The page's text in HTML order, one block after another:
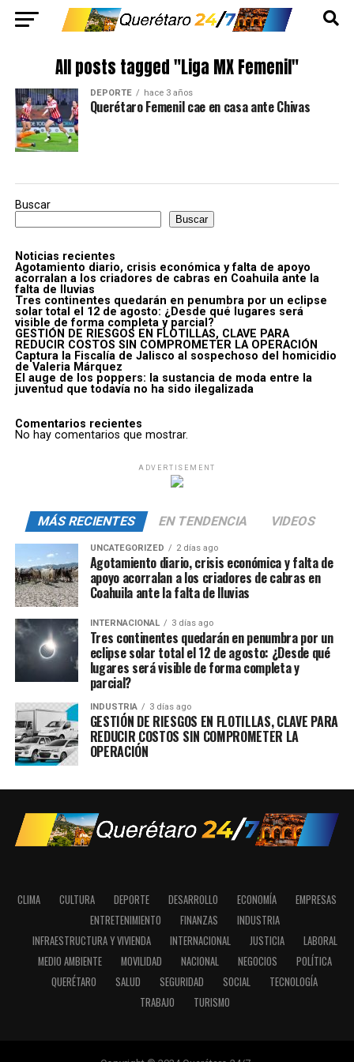
All posts tagged "Liga MX Femenil"
DEPORTE hace 3 años
Querétaro Femenil cae en casa ante Chivas
Buscar
Buscar
Noticias recientes
Agotamiento diario, crisis económica y falta de apoyo
acorralan a los criadores de cabras en Coahuila ante la
falta de lluvias
Tres continentes quedarán en penumbra por un eclipse
solar total el 12 de agosto: ¿Desde qué lugares será
visible de forma completa y parcial?
GESTIÓN DE RIESGOS EN FLOTILLAS, CLAVE PARA
REDUCIR COSTOS SIN COMPROMETER LA OPERACIÓN
Captura la Fiscalía de Jalisco al sospechoso del homicidio
de Valeria Márquez
El auge de los poppers: la sustancia de moda entre la
juventud que todavía no ha sido ilegalizada
Comentarios recientes
No hay comentarios que mostrar.
ADVERTISEMENT
MÁS RECIENTES EN TENDENCIA VIDEOS
UNCATEGORIZED 2 días ago
Agotamiento diario, crisis económica y falta de
apoyo acorralan a los criadores de cabras en
Coahuila ante la falta de lluvias
INTERNACIONAL 3 días ago
Tres continentes quedarán en penumbra por un
eclipse solar total el 12 de agosto: ¿Desde qué
lugares será visible de forma completa y
parcial?
INDUSTRIA 3 días ago
GESTIÓN DE RIESGOS EN FLOTILLAS, CLAVE PARA
REDUCIR COSTOS SIN COMPROMETER LA
OPERACIÓN
CLIMA CULTURA DEPORTE DESARROLLO ECONOMÍA
EMPRESAS
ENTRETENIMIENTO
FINANZAS
INDUSTRIA
INFRAESTRUCTURA Y VIVIENDA
INTERNACIONAL JUSTICIA
LABORAL
MEDIO AMBIENTE
MOVILIDAD NACIONAL NEGOCIOS
POLÍTICA
QUERÉTARO
SALUD SEGURIDAD SOCIAL
TECNOLOGÍA
TRABAJO
TURISMO